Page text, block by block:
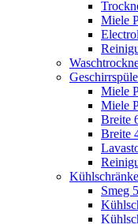
Miele
Miele
Miele
Breite
Breite
Kühlschränke
Smeg